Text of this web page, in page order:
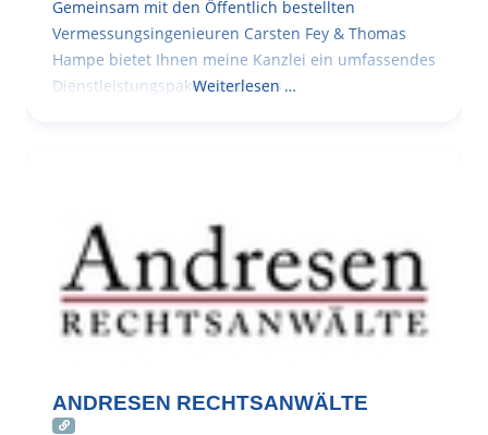
Gemeinsam mit den Öffentlich bestellten
Vermessungsingenieuren Carsten Fey & Thomas
Hampe bietet Ihnen meine Kanzlei ein umfassendes
Dienstleistungspaket rund ums
Weiterlesen …
ANDRESEN RECHTSANWÄLTE